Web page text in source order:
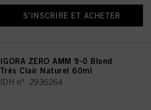
S’INSCRIRE ET ACHETER
IGORA ZERO AMM 9-0 Blond
Très Clair Naturel 60ml
IDH n° 2936264